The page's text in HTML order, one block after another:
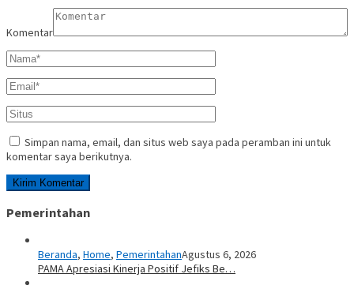
Komentar
Simpan nama, email, dan situs web saya pada peramban ini untuk
komentar saya berikutnya.
Pemerintahan
Beranda, Home, PemerintahanAgustus 6, 2026
PAMA Apresiasi Kinerja Positif Jefiks Be…